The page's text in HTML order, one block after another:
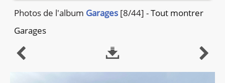
Photos de l'album Garages [8/44] -Tout montrer
Garages
  